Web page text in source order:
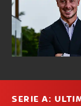
SERIE A: